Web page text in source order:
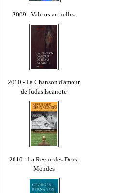
2009 - Valeurs actuelles
2010 - La Chanson d'amour
de Judas Iscariote
2010 - La Revue des Deux
Mondes